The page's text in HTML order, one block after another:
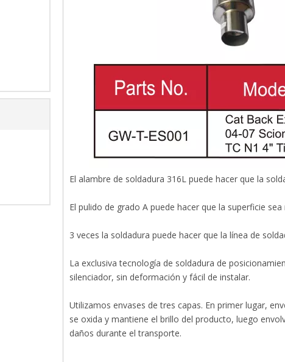
El alambre de soldadura 316L puede hacer que la
El pulido de grado A puede hacer que la superficie
3 veces la soldadura puede hacer que la línea de
La exclusiva tecnología de soldadura de
silenciador, sin deformación y fácil de instalar.
Utilizamos envases de tres capas. En primer lugar,
se oxida y mantiene el brillo del producto, luego
daños durante el transporte.